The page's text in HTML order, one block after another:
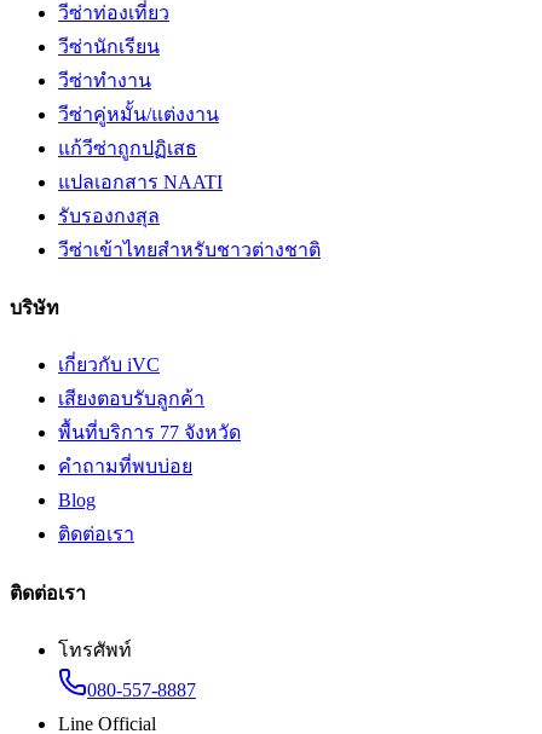
วีซ่าท่องเที่ยว
วีซ่านักเรียน
วีซ่าทำงาน
วีซ่าคู่หมั้น/แต่งงาน
แก้วีซ่าถูกปฏิเสธ
แปลเอกสาร NAATI
รับรองกงสุล
วีซ่าเข้าไทยสำหรับชาวต่างชาติ
บริษัท
เกี่ยวกับ iVC
เสียงตอบรับลูกค้า
พื้นที่บริการ 77 จังหวัด
คำถามที่พบบ่อย
Blog
ติดต่อเรา
ติดต่อเรา
โทรศัพท์
080-557-8887
Line Official